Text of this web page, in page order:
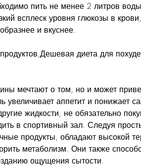
пить не менее 2 литров
всплеск уровня глюкозы в
и вкуснее.
диета для
мечтают о том, но и может
увеличивает аппетит и понижает
жидкости, не обязательно
в спортивный зал. Следуя
продукты, обладают высокой
метаболизм. Они также
ощущения сытости.